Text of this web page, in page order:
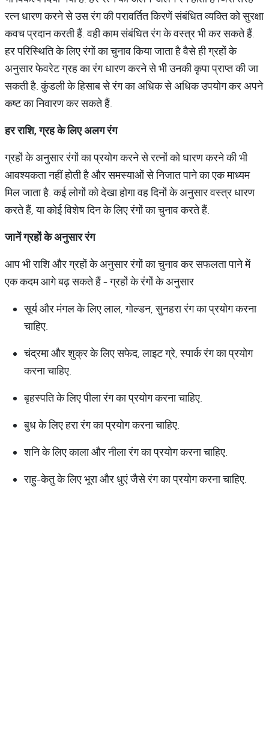
रत्न धारण करने से उस रंग की परावर्तित किरणें संबंधित व्यक्ति को सुरक्षा
कवच प्रदान करती हैं. वही काम संबंधित रंग के वस्त्र भी कर सकते हैं.
हर परिस्थिति के लिए रंगों का चुनाव किया जाता है वैसे ही ग्रहों के
अनुसार फेवरेट ग्रह का रंग धारण करने से भी उनकी कृपा प्राप्त की जा
सकती है. कुंडली के हिसाब से रंग का अधिक से अधिक उपयोग कर अपने
कष्ट का निवारण कर सकते हैं.
हरराशि,ग्रहकेलिएअलगरंग
ग्रहों के अनुसार रंगों का प्रयोग करने से रत्नों को धारण करने की भी
आवश्यकता नहीं होती है और समस्याओं से निजात पाने का एक माध्यम
मिल जाता है. कई लोगों को देखा होगा वह दिनों के अनुसार वस्त्र धारण
करते हैं, या कोई विशेष दिन के लिए रंगों का चुनाव करते हैं.
जानेंग्रहोंकेअनुसाररंग
आप भी राशि और ग्रहों के अनुसार रंगों का चुनाव कर सफलता पाने में
एक कदम आगे बढ़ सकते हैं - ग्रहों के रंगों के अनुसार
सूर्य और मंगल के लिए लाल, गोल्डन, सुनहरा रंग का प्रयोग करना
चाहिए.
चंद्रमा और शुक्र के लिए सफेद, लाइट ग्रे, स्पार्क रंग का प्रयोग
करना चाहिए.
बृहस्पति के लिए पीला रंग का प्रयोग करना चाहिए.
बुध के लिए हरा रंग का प्रयोग करना चाहिए.
शनि के लिए काला और नीला रंग का प्रयोग करना चाहिए.
राहु-केतु के लिए भूरा और धुएं जैसे रंग का प्रयोग करना चाहिए.